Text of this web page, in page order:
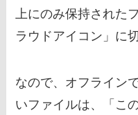
上にのみ保持された
ラウドアイコン」に
なので、オフライン
いファイルは、「こ